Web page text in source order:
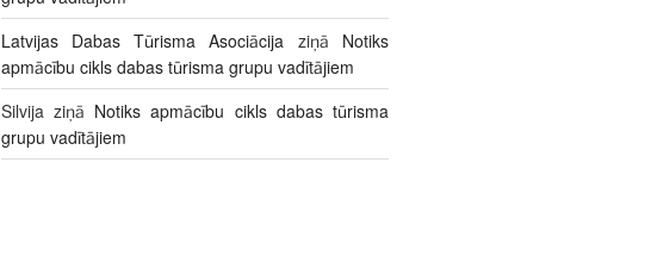
Latvijas Dabas Tūrisma Asociācija ziņā Notiks
apmācību cikls dabas tūrisma grupu vadītājiem
Silvijaziņā Notiks apmācību cikls dabas tūrisma
grupu vadītājiem